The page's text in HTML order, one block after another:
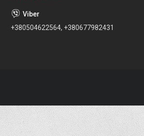
+380504622564, +380677982431